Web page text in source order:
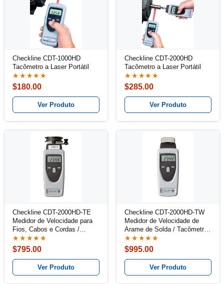
Checkline CDT-1000HD
Tacômetro a Laser Portátil
★★★★★
$180.00
Ver Produto
Checkline CDT-2000HD
Tacômetro a Laser Portátil
★★★★★
$285.00
Ver Produto
Checkline CDT-2000HD-TE
Medidor de Velocidade para
Fios, Cabos e Cordas /
Tacômetro Combinado Kit
★★★★★
$795.00
Ver Produto
Checkline CDT-2000HD-TW
Medidor de Velocidade de
Arame de Solda / Tacômetro
Combinado kit
★★★★★
$995.00
Ver Produto